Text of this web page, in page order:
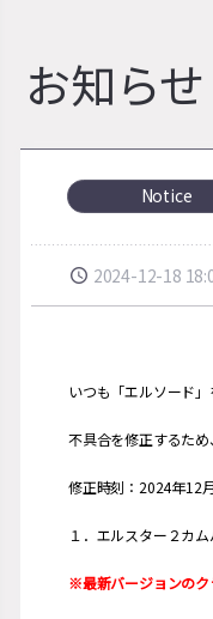
お知らせ
Notice
2024-12-18
いつも「エルソード
不具合を修正するため
修正時刻：2024年12
１．エルスター２カ
※最新バージョンのク